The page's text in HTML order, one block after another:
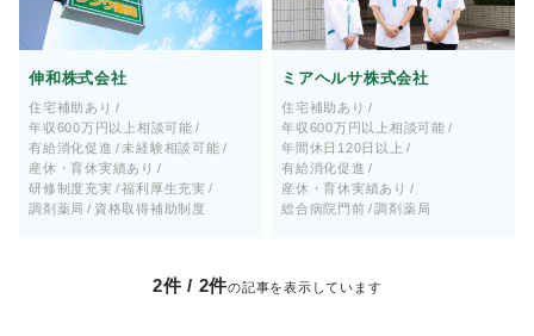
伸和株式会社
住宅補助あり
年収600万円以上相談可能
有給消化促進
未経験相談可能
産休・育休実績あり
研修制度充実
福利厚生充実
調剤薬局
資格取得補助制度
ミアヘルサ株式会社
住宅補助あり
年収600万円以上相談可能
年間休日120日以上
有給消化促進
産休・育休実績あり
総合病院門前
調剤薬局
2件 / 2件の記事を表示しています